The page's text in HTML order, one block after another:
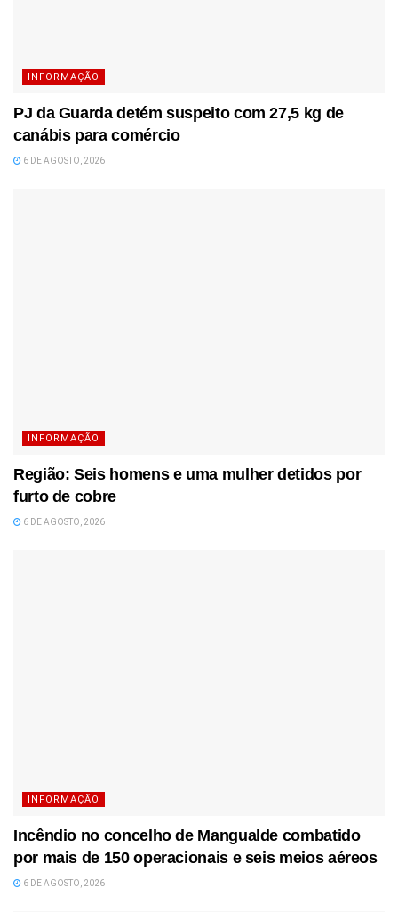
INFORMAÇÃO
PJ da Guarda detém suspeito com 27,5 kg de
canábis para comércio
6 DE AGOSTO, 2026
INFORMAÇÃO
Região: Seis homens e uma mulher detidos por
furto de cobre
6 DE AGOSTO, 2026
INFORMAÇÃO
Incêndio no concelho de Mangualde combatido
por mais de 150 operacionais e seis meios aéreos
6 DE AGOSTO, 2026